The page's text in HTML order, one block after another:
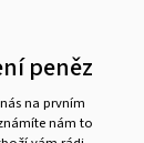
peněz
na prvním
nám to